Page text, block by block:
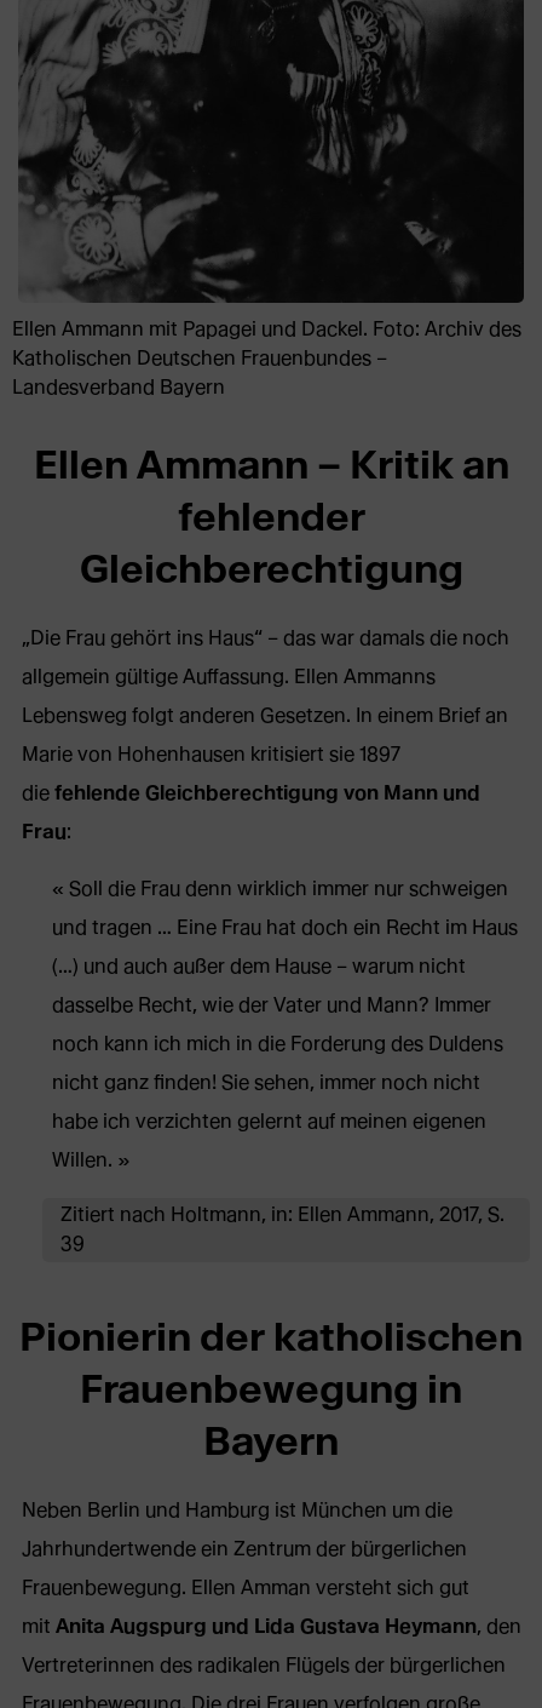
Ellen Ammann mit Papagei und Dackel. Foto: Archiv des
Katholischen Deutschen Frauenbundes –
Landesverband Bayern
Ellen Ammann – Kritik an
fehlender
Gleichberechtigung
„Die Frau gehört ins Haus“ – das war damals die noch
allgemein gültige Auffassung. Ellen Ammanns
Lebensweg folgt anderen Gesetzen. In einem Brief an
Marie von Hohenhausen kritisiert sie 1897
die fehlende Gleichberechtigung von Mann und
Frau:
Soll die Frau denn wirklich immer nur schweigen
und tragen … Eine Frau hat doch ein Recht im Haus
(…) und auch außer dem Hause – warum nicht
dasselbe Recht, wie der Vater und Mann? Immer
noch kann ich mich in die Forderung des Duldens
nicht ganz finden! Sie sehen, immer noch nicht
habe ich verzichten gelernt auf meinen eigenen
Willen.
Zitiert nach Holtmann, in: Ellen Ammann, 2017, S.
39
Pionierin der katholischen
Frauenbewegung in
Bayern
Neben Berlin und Hamburg ist München um die
Jahrhundertwende ein Zentrum der bürgerlichen
Frauenbewegung. Ellen Amman versteht sich gut
mit Anita Augspurg und Lida Gustava Heymann, den
Vertreterinnen des radikalen Flügels der bürgerlichen